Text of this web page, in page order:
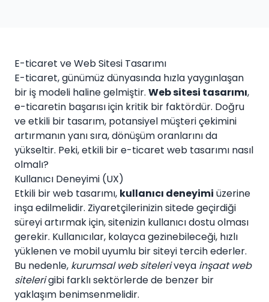
E-ticaret ve Web Sitesi Tasarımı
E-ticaret, günümüz dünyasında hızla yaygınlaşan
bir iş modeli haline gelmiştir. Web sitesi tasarımı,
e-ticaretin başarısı için kritik bir faktördür. Doğru
ve etkili bir tasarım, potansiyel müşteri çekimini
artırmanın yanı sıra, dönüşüm oranlarını da
yükseltir. Peki, etkili bir e-ticaret web tasarımı nasıl
olmalı?
Kullanıcı Deneyimi (UX)
Etkili bir web tasarımı, kullanıcı deneyimi üzerine
inşa edilmelidir. Ziyaretçilerinizin sitede geçirdiği
süreyi artırmak için, sitenizin kullanıcı dostu olması
gerekir. Kullanıcılar, kolayca gezinebileceği, hızlı
yüklenen ve mobil uyumlu bir siteyi tercih ederler.
Bu nedenle, kurumsal web siteleriveya inşaat web
sitelerigibi farklı sektörlerde de benzer bir
yaklaşım benimsenmelidir.